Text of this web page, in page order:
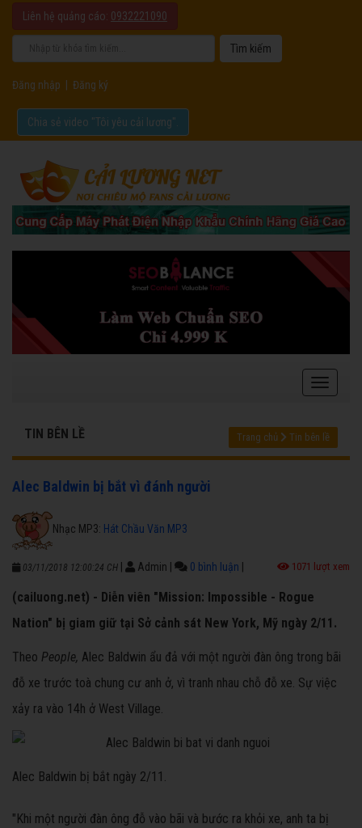
Liên hệ quảng cáo: 0932221090
Đăng nhập Đăng ký
Chia sẻ video "Tôi yêu cải lương".
TIN BÊN LỀ Trang chủ Tin bên lề
Alec Baldwin bị bắt vì đánh người
Nhạc MP3: Hát Chầu Văn MP3
03/11/2018 12:00:24 CH Admin 0 bình luận 1071 lượt xem
(cailuong.net) - Diễn viên "Mission: Impossible - Rogue
Nation" bị giam giữ tại Sở cảnh sát New York, Mỹ ngày 2/11.
Theo People, Alec Baldwin ẩu đả với một người đàn ông trong bãi
đỗ xe trước toà chung cư anh ở, vì tranh nhau chỗ đỗ xe. Sự việc
xảy ra vào 14h ở West Village.
Alec Baldwin bị bắt ngày 2/11.
"Khi một người đàn ông đỗ vào bãi và bước ra khỏi xe, anh ta bị